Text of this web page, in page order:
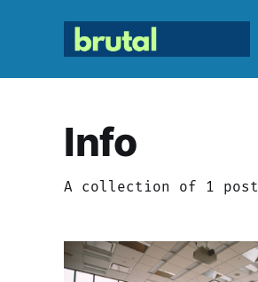
Info
A collection of 1 post